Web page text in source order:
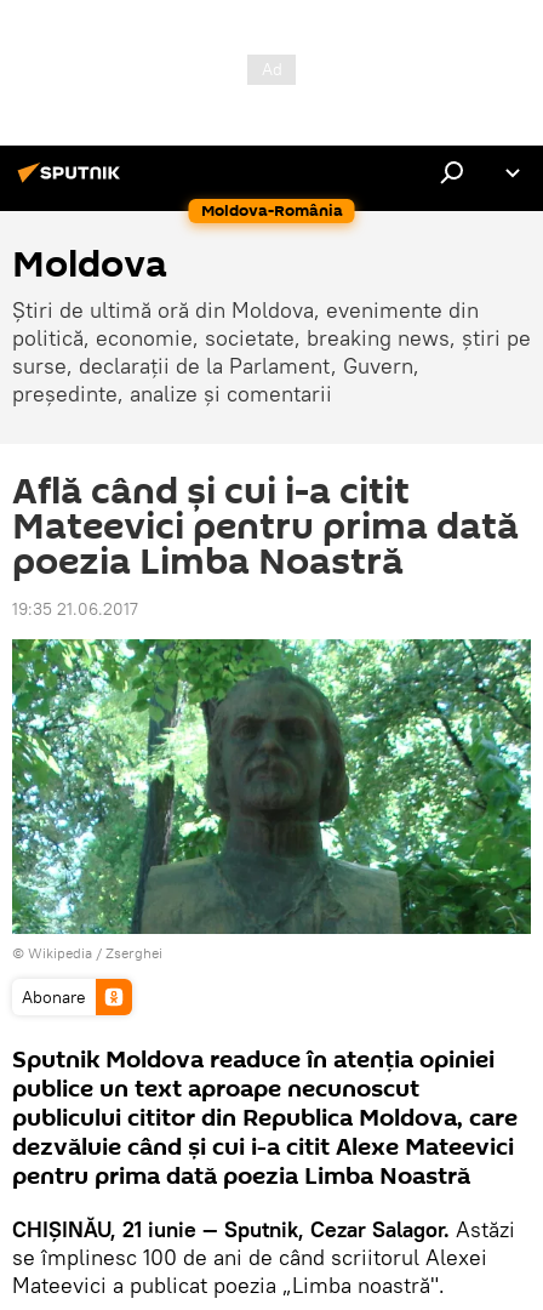
Moldova-România
Moldova
Știri de ultimă oră din Moldova, evenimente din
politică, economie, societate, breaking news, știri pe
surse, declarații de la Parlament, Guvern,
președinte, analize și comentarii
Află când și cui i-a citit
Mateevici pentru prima dată
poezia Limba Noastră
19:35 21.06.2017
© Wikipedia / Zserghei
Abonare
Sputnik Moldova readuce în atenția opiniei
publice un text aproape necunoscut
publicului cititor din Republica Moldova, care
dezvăluie când și cui i-a citit Alexe Mateevici
pentru prima dată poezia Limba Noastră
CHIȘINĂU, 21 iunie — Sputnik, Cezar Salagor. Astăzi
se împlinesc 100 de ani de când scriitorul Alexei
Mateevici a publicat poezia „Limba noastră".